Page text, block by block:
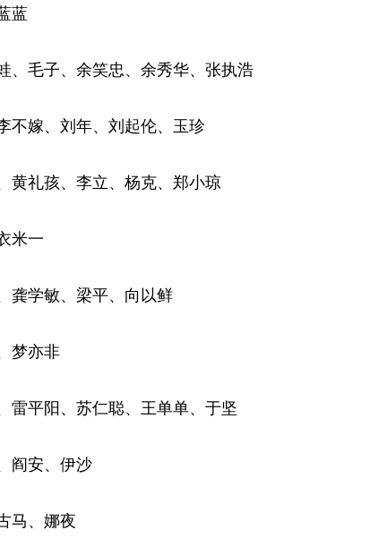
蓝
、毛子、余笑忠、余秀华、张执浩
不嫁、刘年、刘起伦、玉珍
黄礼孩、李立、杨克、郑小琼
米一
龚学敏、梁平、向以鲜
梦亦非
雷平阳、苏仁聪、王单单、于坚
阎安、伊沙
马、娜夜